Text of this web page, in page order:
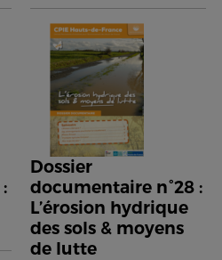
Dossier
documentaire n°28 :
L’érosion hydrique
des sols & moyens
de lutte